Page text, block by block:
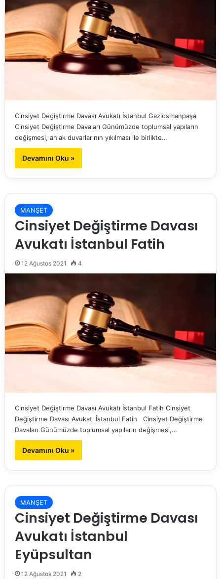
Cinsiyet Değiştirme Davası Avukatı İstanbul Gaziosmanpaşa
Cinsiyet Değiştirme Davaları Günümüzde toplumsal yapıların
değişmesi, ahlak duvarlarının yıkılması ile birlikte…
Devamını Oku »
MANŞET
Cinsiyet Değiştirme Davası
Avukatı İstanbul Fatih
12 Ağustos 2021 4
Cinsiyet Değiştirme Davası Avukatı İstanbul Fatih Cinsiyet
Değiştirme Davası Avukatı İstanbul Fatih Cinsiyet Değiştirme
Davaları Günümüzde toplumsal yapıların değişmesi,…
Devamını Oku »
MANŞET
Cinsiyet Değiştirme Davası
Avukatı İstanbul
Eyüpsultan
12 Ağustos 2021 2